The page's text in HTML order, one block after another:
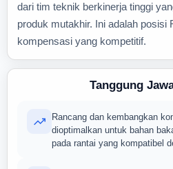
dari tim teknik berkinerja tinggi
produk mutakhir. Ini adalah posisi
kompensasi yang kompetitif.
Tanggung
Rancang dan kembangkan
dioptimalkan untuk bahan
pada rantai yang kompatibel